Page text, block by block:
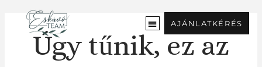
tartalomra
AJÁNLATKÉRÉS
Úgy tűnik, ez az